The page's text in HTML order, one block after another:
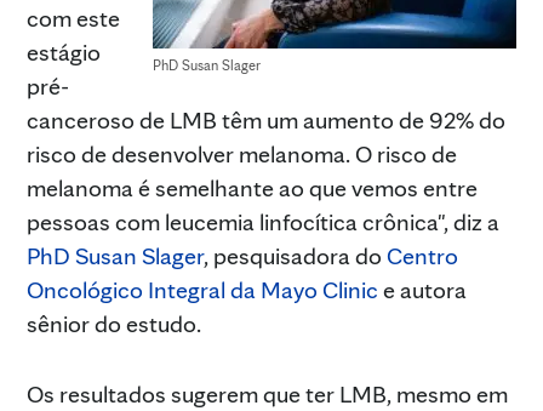
PhD Susan Slager
com este
estágio
pré-
canceroso de LMB têm um aumento de 92% do
risco de desenvolver melanoma. O risco de
melanoma é semelhante ao que vemos entre
pessoas com leucemia linfocítica crônica", diz a
PhD Susan Slager, pesquisadora do Centro
Oncológico Integral da Mayo Clinic e autora
sênior do estudo.
Os resultados sugerem que ter LMB, mesmo em